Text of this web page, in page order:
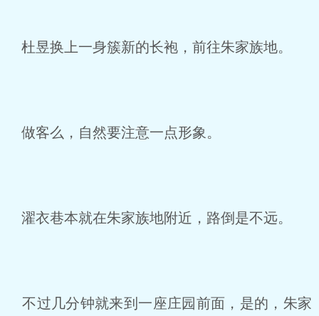
杜昱换上一身簇新的长袍，前往朱家族地。
做客么，自然要注意一点形象。
濯衣巷本就在朱家族地附近，路倒是不远。
不过几分钟就来到一座庄园前面，是的，朱家